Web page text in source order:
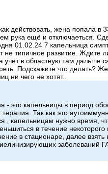
действовать, жена попала в
рука ещё и отключаеться.
01.02.24 7 капельница
не типичное развитие. Ждите
в областную там дальше
Подскажите что делать?
ни чего не хотят..
- это капельницы в период
Так как это
, капельницам нужно время,
в течение
в стационаре, далее
заболеваний